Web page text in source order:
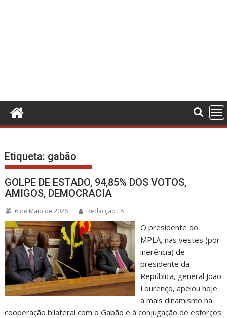
Etiqueta: gabão
GOLPE DE ESTADO, 94,85% DOS VOTOS,
AMIGOS, DEMOCRACIA
6 de Maio de 2026 Redacção F8
O presidente do
MPLA, nas vestes (por
inerência) de
presidente da
República, general João
Lourenço, apelou hoje
a mais dinamismo na
cooperação bilateral com o Gabão e à conjugação de esforços